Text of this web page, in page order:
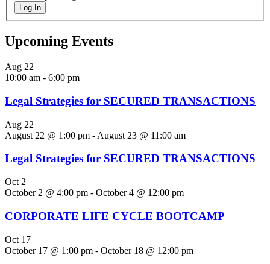
Log In
Upcoming Events
Aug 22
10:00 am - 6:00 pm
Legal Strategies for SECURED TRANSACTIONS
Aug 22
August 22 @ 1:00 pm - August 23 @ 11:00 am
Legal Strategies for SECURED TRANSACTIONS
Oct 2
October 2 @ 4:00 pm - October 4 @ 12:00 pm
CORPORATE LIFE CYCLE BOOTCAMP
Oct 17
October 17 @ 1:00 pm - October 18 @ 12:00 pm